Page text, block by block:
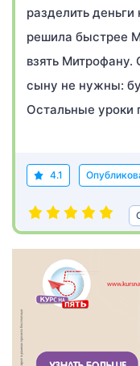
разделить
решила быстрее
взять Митрофану.
сыну не нужны:
Остальные уроки
4.1